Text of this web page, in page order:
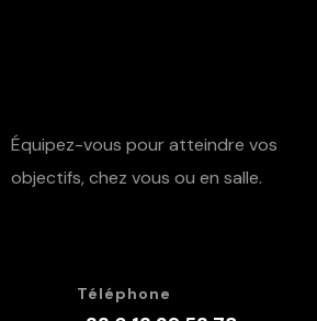
Équipez-vous pour atteindre vos
objectifs, chez vous ou en salle.
Téléphone